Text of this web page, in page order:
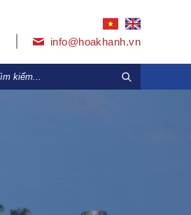
info@hoakhanh.vn